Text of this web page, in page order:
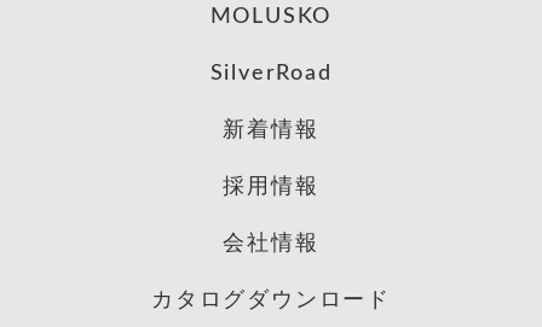
MOLUSKO
SilverRoad
新着情報
採用情報
会社情報
カタログダウンロード